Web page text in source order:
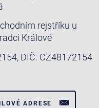
rejstříku u
Králové
DIČ: CZ48172154
ADRESE